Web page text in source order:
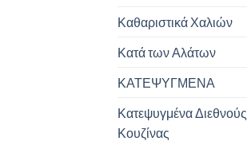
Καθαριστικά Χαλιών
Κατά των Αλάτων
ΚΑΤΕΨΥΓΜΕΝΑ
Κατεψυγμένα Διεθνούς
Κουζίνας